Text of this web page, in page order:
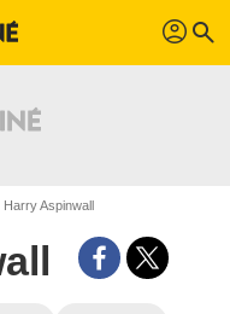
profil search
Harry Aspinwall